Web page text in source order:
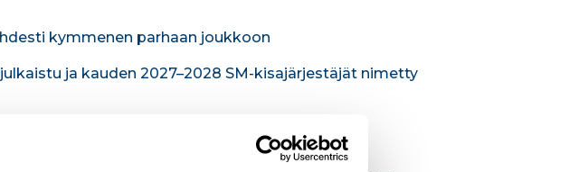
kymmenen parhaan joukkoon
ja kauden 2027–2028 SM-kisajärjestäjät nimetty
toiminnassa ja tapahtumissa